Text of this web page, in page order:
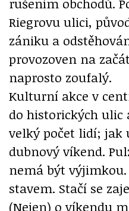
Riegrovu ulici,
zániku a
provozoven na
naprosto zoufalý.
Kulturní akce v
do historických
velký počet lidí; jak
dubnový víkend.
nemá být
stavem. Stačí se
(Nejen) o víkendu